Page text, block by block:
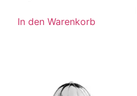
In den Warenkorb